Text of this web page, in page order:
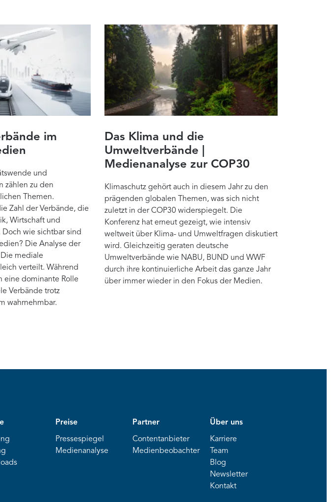
im
und
zählen zu den
Themen.
Zahl der Verbände, die
Wirtschaft und
wie sichtbar sind
Die Analyse der
mediale
verteilt. Während
eine dominante Rolle
Verbände trotz
wahrnehmbar.
Das Klima und die
Umweltverbände |
Medienanalyse zur COP30
Klimaschutz gehört auch in diesem Jahr zu den
prägenden globalen Themen, was sich nicht
zuletzt in der COP30 widerspiegelt. Die
Konferenz hat erneut gezeigt, wie intensiv
weltweit über Klima- und Umweltfragen diskutiert
wird. Gleichzeitig geraten deutsche
Umweltverbände wie NABU, BUND und WWF
durch ihre kontinuierliche Arbeit das ganze Jahr
über immer wieder in den Fokus der Medien.
Preise
Pressespiegel
Medienanalyse
Partner
Contentanbieter
Medienbeobachter
Über uns
Karriere
Team
Blog
Newsletter
Kontakt